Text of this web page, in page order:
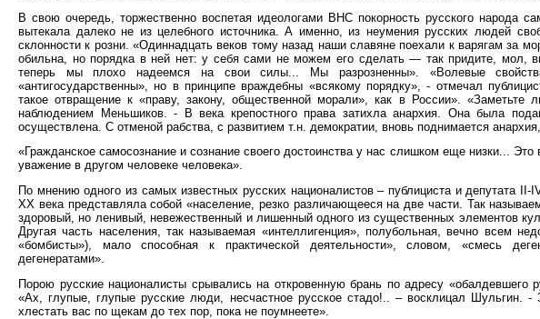
В свою очередь, торжественно воспетая идеологами ВНС покорность русского народа
вытекала далеко не из целебного источника. А именно, из неумения русских людей
склонности к розни. «Одиннадцать веков тому назад наши славяне поехали к варягам за
обильна, но порядка в ней нет: у себя сами не можем его сделать — так придите, мол,
теперь мы плохо надеемся на свои силы... Мы разрозненны». «Волевые
«антигосударственны», но в принципе враждебны «всякому порядку», - отмечал
такое отвращение к «праву, закону, общественной морали», как в России».
наблюдением Меньшиков. - В века крепостного права затихла анархия. Она была
осуществлена. С отменой рабства, с развитием т.н. демократии, вновь поднимается
«Гражданское самосознание и сознание своего достоинства у нас слишком еще низки... Это
уважение в другом человеке человека».
По мнению одного из самых известных русских националистов – публициста и депутата
XX века представляла собой «население, резко различающееся на две части. Так
здоровый, но ленивый, невежественный и лишенный одного из существенных элементов
Другая часть населения, так называемая «интеллигенция», полубольная, вечно всем
«бомбисты»), мало способная к практической деятельности», словом, «смесь
дегенератами».
Порою русские националисты срывались на откровенную брань по адресу «обалдевшего
«Ах, глупые, глупые русские люди, несчастное русское стадо!.. – восклицал Шульгин.
хлестать вас по щекам до тех пор, пока не поумнеете».